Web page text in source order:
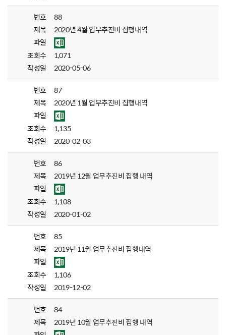
번호
88
제목
2020년 4월 업무추진비 집행내역
파일
조회수
1,071
작성일
2020-05-06
번호
87
제목
2020년 1월 업무추진비 집행내역
파일
조회수
1,135
작성일
2020-02-03
번호
86
제목
2019년 12월 업무추진비 집행 내역
파일
조회수
1,108
작성일
2020-01-02
번호
85
제목
2019년 11월 업무추진비 집행내역
파일
조회수
1,106
작성일
2019-12-02
번호
84
제목
2019년 10월 업무추진비 집행 내역